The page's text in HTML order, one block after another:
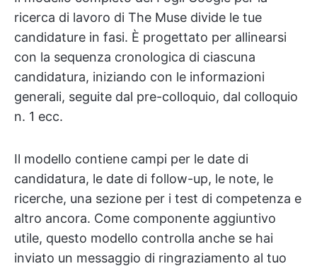
ricerca di lavoro di The Muse divide le tue
candidature in fasi. È progettato per allinearsi
con la sequenza cronologica di ciascuna
candidatura, iniziando con le informazioni
generali, seguite dal pre-colloquio, dal colloquio
n. 1 ecc.
Il modello contiene campi per le date di
candidatura, le date di follow-up, le note, le
ricerche, una sezione per i test di competenza e
altro ancora. Come componente aggiuntivo
utile, questo modello controlla anche se hai
inviato un messaggio di ringraziamento al tuo